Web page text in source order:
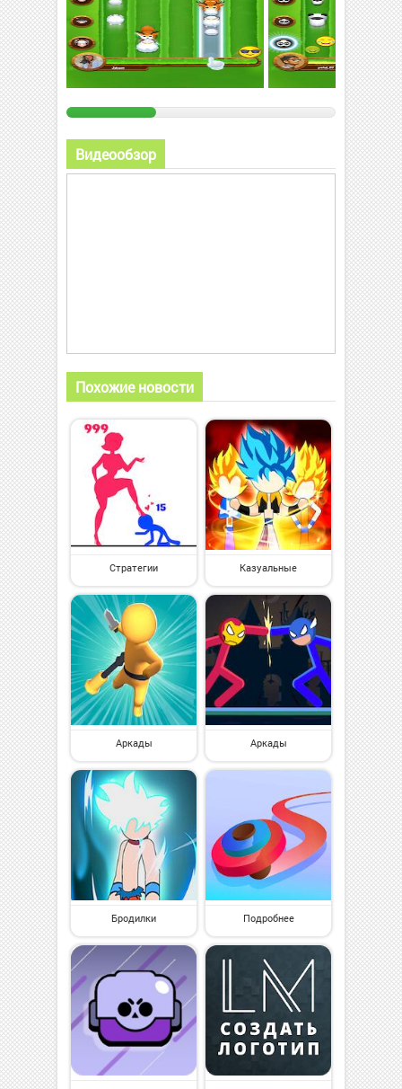
Видеообзор
Похожие новости
Стратегии Казуальные
Аркады Аркады
Бродилки Подробнее